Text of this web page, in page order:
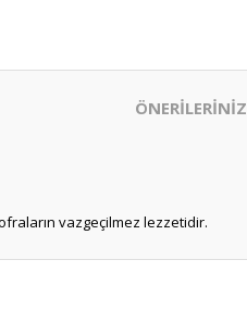
ÖNERİLERİNİZ
vazgeçilmez lezzetidir.